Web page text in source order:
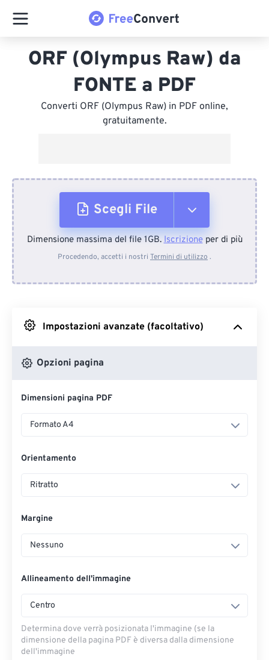
ORF (Olympus Raw) da
FONTE a PDF
Converti ORF (Olympus Raw) in PDF online,
gratuitamente.
Scegli File
Dal dispositivo
Da Google Drive
Dimensione massima del file 1GB.Iscrizioneper di più
Procedendo, accetti i nostri Termini di utilizzo .
Impostazioni avanzate (facoltativo)
Opzioni pagina
Dimensioni pagina PDF
Formato A4
Orientamento
Ritratto
Margine
Nessuno
Allineamento dell'immagine
Centro
Determina dove verrà posizionata l'immagine (se la
dimensione della pagina PDF è diversa dalla dimensione
dell'immagine